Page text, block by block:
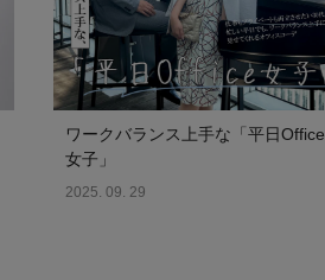
ワークバランス上手な「平日Office
女子」
2025. 09. 29